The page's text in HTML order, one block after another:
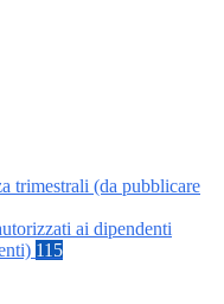
trimestrali (da pubblicare
ai dipendenti
115